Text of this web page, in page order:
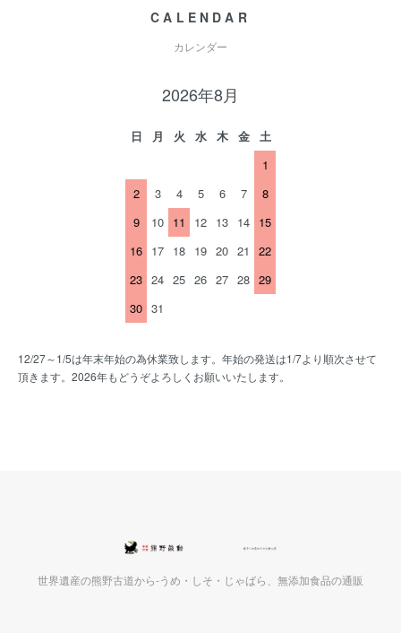
CALENDAR
カレンダー
2026年8月
日 月 火 水 木 金
土
1
2
3 4 5 6 7
8
9
10 11 12 13 14 15
16 17 18 19 20 21
22
23 24 25 26 27 28 29
30 31
12/27～1/5は年末年始の為休業致します。年始の発送は1/7より順次させて
頂きます。2026年もどうぞよろしくお願いいたします。
世界遺産の熊野古道から-うめ・しそ・じゃばら、無添加食品の通販